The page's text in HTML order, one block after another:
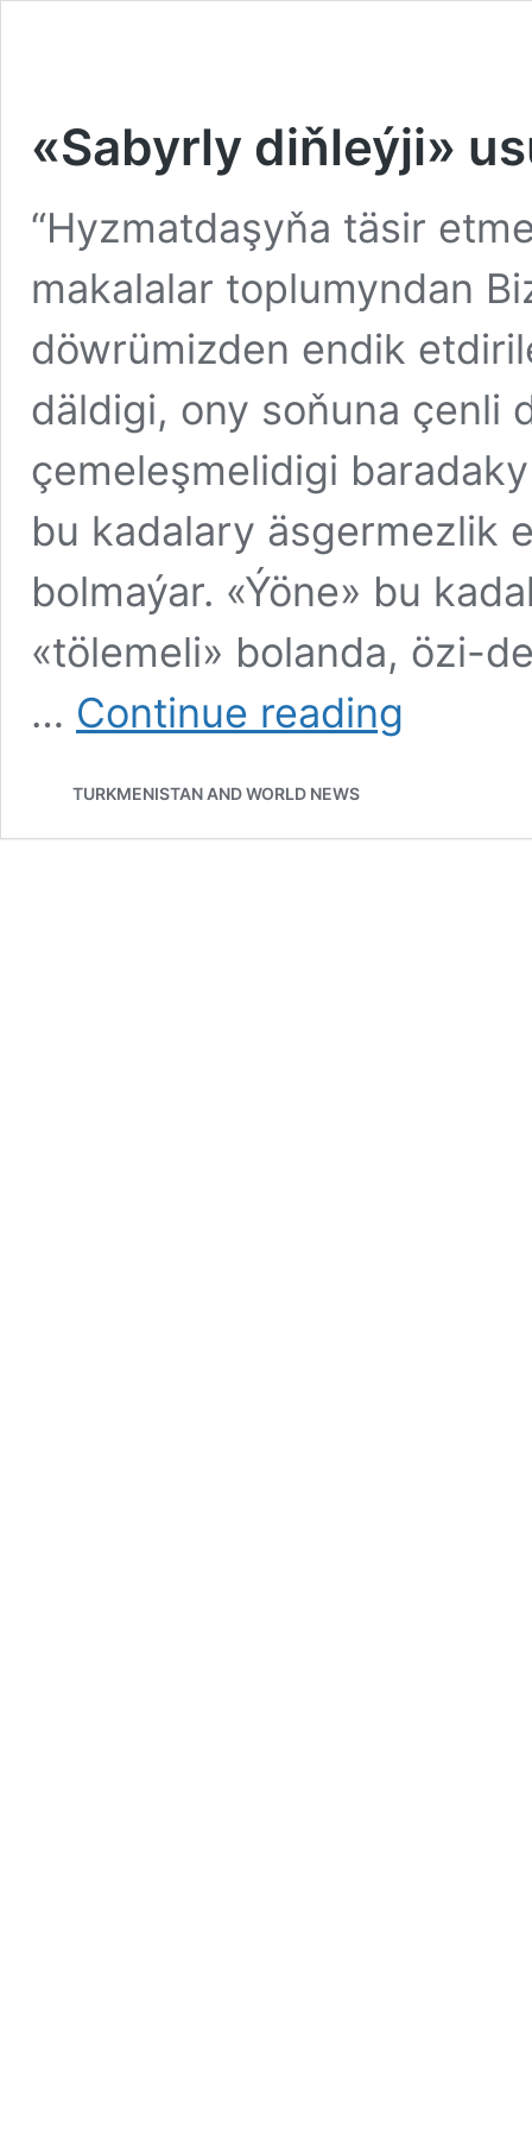
«Sabyrly diňleýji»
“Hyzmatdaşyňa täsir
makalalar toplumyndan
döwrümizden endik
däldigi, ony soňuna çenli
çemeleşmelidigi
bu kadalary äsgermezlik
bolmaýar. «Ýöne» bu
«tölemeli» bolanda, özi-
… Continue reading
TURKMENISTAN AND WORLD NEWS